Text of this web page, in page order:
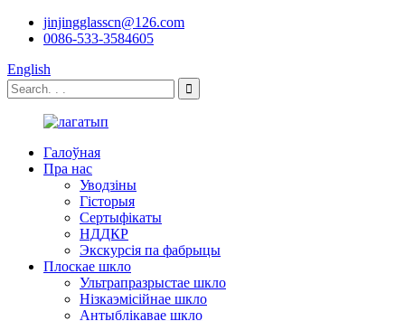
jinjingglasscn@126.com
0086-533-3584605
English
Галоўная
Пра нас
Уводзіны
Гісторыя
Сертыфікаты
НДДКР
Экскурсія па фабрыцы
Плоскае шкло
Ультрапразрыстае шкло
Нізкаэмісійнае шкло
Антыблікавае шкло